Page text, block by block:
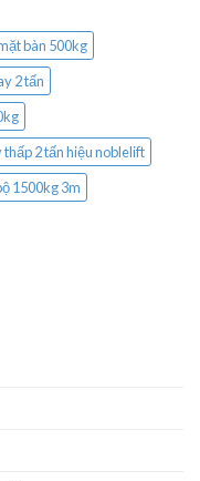
bàn 500kg
2 tấn
thấp 2 tấn hiệu noblelift
1500kg 3m